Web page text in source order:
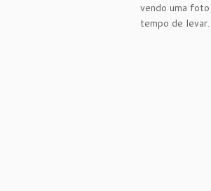
vendo uma
tempo de levar.